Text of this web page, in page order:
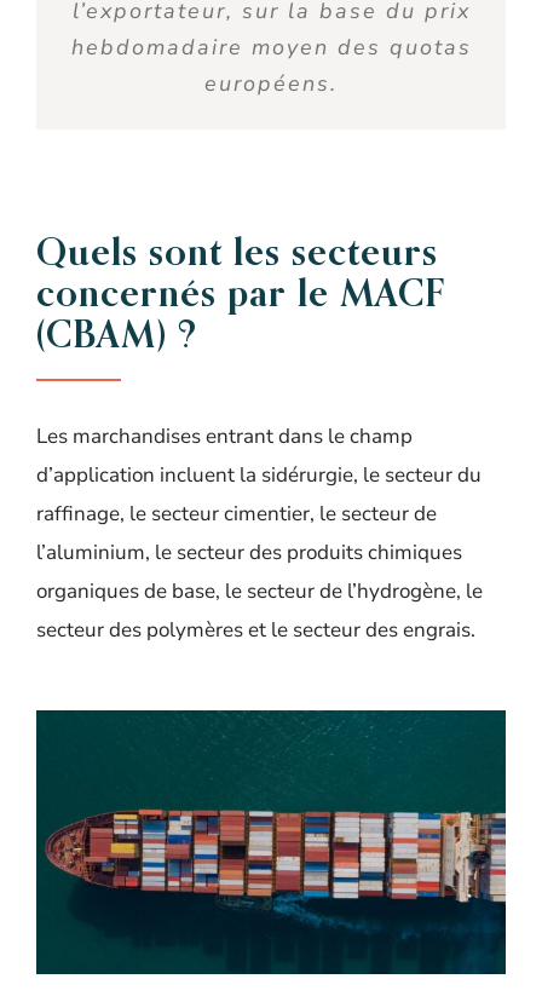
l’exportateur, sur la base du prix
hebdomadaire moyen des quotas
européens.
Quels sont les secteurs
concernés par le MACF
(CBAM) ?
Les marchandises entrant dans le champ
d’application incluent la sidérurgie, le secteur du
raffinage, le secteur cimentier, le secteur de
l’aluminium, le secteur des produits chimiques
organiques de base, le secteur de l’hydrogène, le
secteur des polymères et le secteur des engrais.